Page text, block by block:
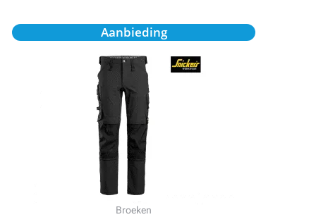
Aanbieding
Broeken
Oorspronkelijke
prijs
€137,25.
Huidige
prijs
€123,53.
Dit
heeft
meerdere
variaties.
Deze
optie
kan
gekozen
worden